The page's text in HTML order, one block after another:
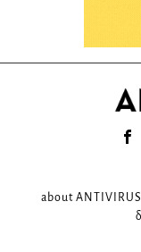
about ANTIVIRUS